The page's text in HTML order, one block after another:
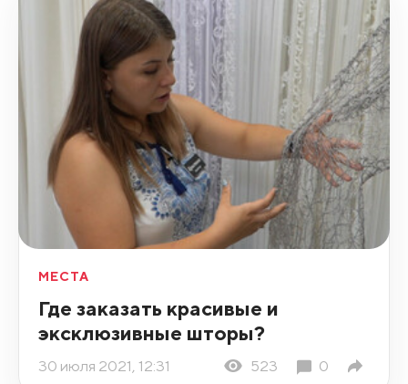
МЕСТА
Где заказать красивые и
эксклюзивные шторы?
30 июля 2021, 12:31 523 0